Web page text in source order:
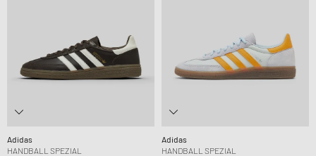
Adidas
HANDBALL SPEZIAL
Adidas
HANDBALL SPEZIAL